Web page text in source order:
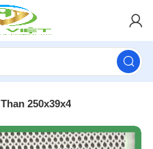
Than 250x39x4